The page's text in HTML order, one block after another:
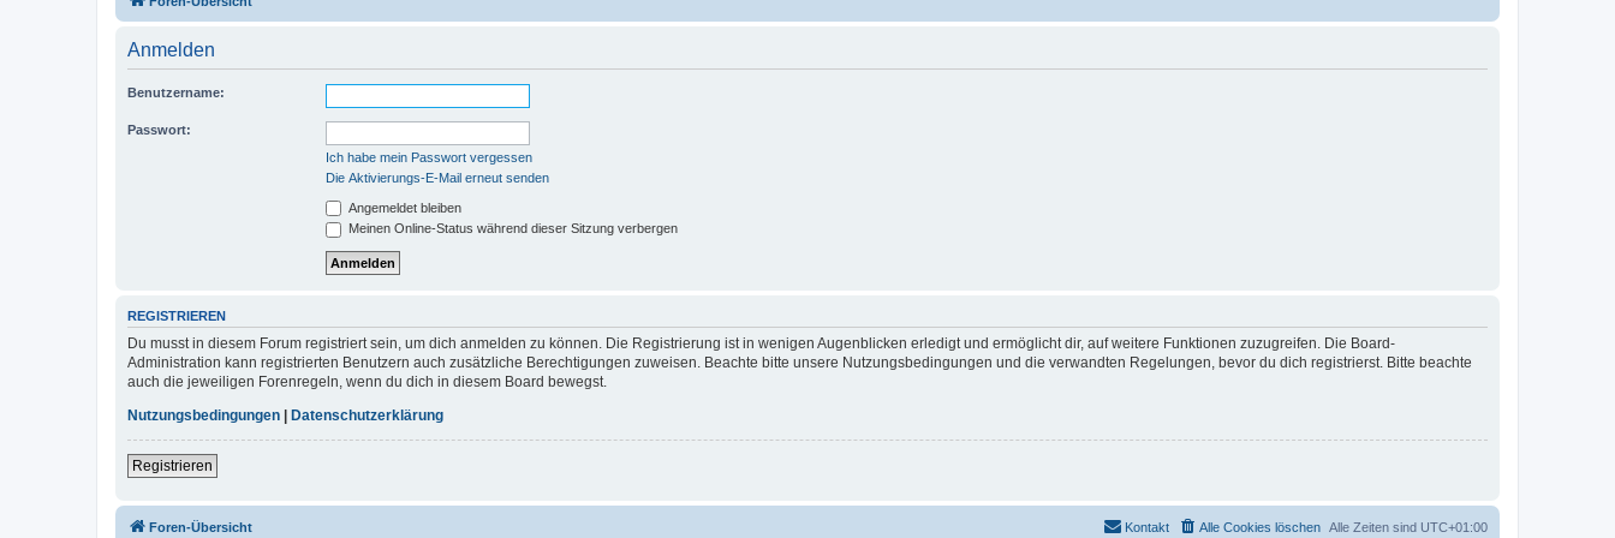
Anmelden
Benutzername:
Passwort:
Ich habe mein Passwort vergessen
Die Aktivierungs-E-Mail erneut senden
Angemeldet bleiben
Meinen Online-Status während dieser Sitzung verbergen
REGISTRIEREN
Du musst in diesem Forum registriert sein, um dich anmelden zu können. Die Registrierung ist in wenigen Augenblicken erledigt und ermöglicht dir, auf weitere Funktionen zuzugreifen. Die Board-
Administration kann registrierten Benutzern auch zusätzliche Berechtigungen zuweisen. Beachte bitte unsere Nutzungsbedingungen und die verwandten Regelungen, bevor du dich registrierst. Bitte beachte
auch die jeweiligen Forenregeln, wenn du dich in diesem Board bewegst.
Nutzungsbedingungen
Datenschutzerklärung
Registrieren
Foren-Übersicht Alle Zeiten sind UTC+01:00
Alle Cookies löschen
Kontakt